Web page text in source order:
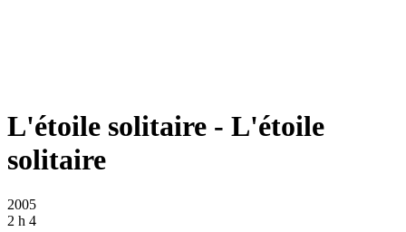
L'étoile solitaire - L'étoile
solitaire
2005
2 h 4